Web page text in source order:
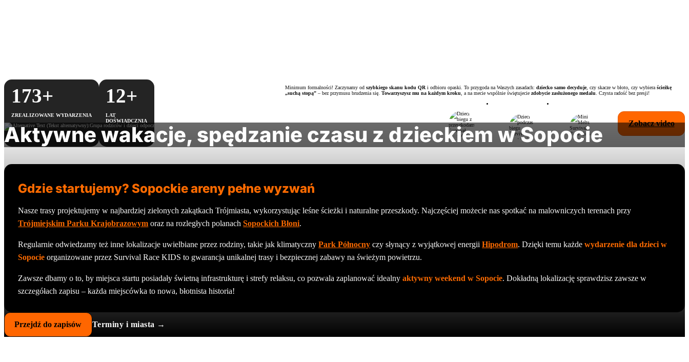
173+
ZREALIZOWANE WYDARZENIA
12+
LAT
DOŚWIADCZNIA
Minimum formalności! Zaczynamy od szybkiego skanu kodu QRi odbioru opaski. To przygoda na Waszych zasadach: dziecko samo decyduje, czy skacze w błoto, czy wybiera ścieżkę
„suchą stopą”– bez przymusu brudzenia się. Towarzyszysz mu na każdym kroku , a na mecie wspólnie świętujecie zdobycie zasłużonego medalu . Czysta radość bez presji!
Zobacz video
Aktywne wakacje, spędzanie czasu z dzieckiem w Sopocie
Gdzie startujemy? Sopockie areny pełne wyzwań
Nasze trasy projektujemy w najbardziej zielonych zakątkach Trójmiasta, wykorzystując leśne ścieżki i naturalne przeszkody. Najczęściej możecie nas spotkać na malowniczych terenach przy
Trójmiejskim Parku Krajobrazowym oraz na rozległych polanachSopockich Błoni.
Regularnie odwiedzamy też inne lokalizacje uwielbiane przez rodziny, takie jak klimatycznyPark Północny czy słynący z wyjątkowej energiiHipodrom. Dzięki temu każdewydarzenie dla dzieci w
Sopocie organizowane przez Survival Race KIDS to gwarancja unikalnej trasy i bezpiecznej zabawy na świeżym powietrzu.
Zawsze dbamy o to, by miejsca startu posiadały świetną infrastrukturę i strefy relaksu, co pozwala zaplanować idealnyaktywny weekend w Sopocie. Dokładną lokalizację sprawdzisz zawsze w
szczegółach zapisu – każda miejscówka to nowa, błotnista historia!
Przejdź do zapisów Terminy i miasta →